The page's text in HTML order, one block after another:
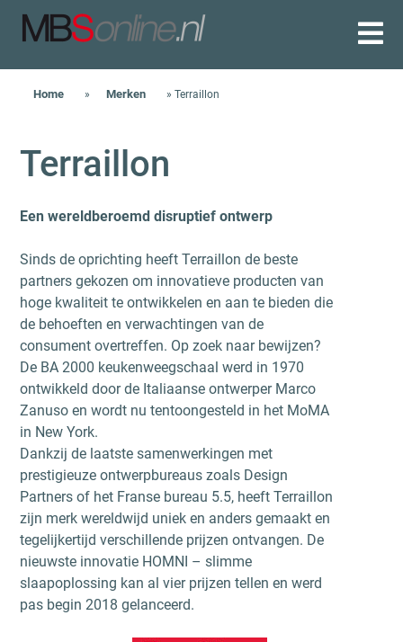
Home » Merken »Terraillon
Terraillon
Een wereldberoemd disruptief ontwerp
Sinds de oprichting heeft Terraillon de beste
partners gekozen om innovatieve producten van
hoge kwaliteit te ontwikkelen en aan te bieden die
de behoeften en verwachtingen van de
consument overtreffen. Op zoek naar bewijzen?
De BA 2000 keukenweegschaal werd in 1970
ontwikkeld door de Italiaanse ontwerper Marco
Zanuso en wordt nu tentoongesteld in het MoMA
in New York.
Dankzij de laatste samenwerkingen met
prestigieuze ontwerpbureaus zoals Design
Partners of het Franse bureau 5.5, heeft Terraillon
zijn merk wereldwijd uniek en anders gemaakt en
tegelijkertijd verschillende prijzen ontvangen. De
nieuwste innovatie HOMNI – slimme
slaapoplossing kan al vier prijzen tellen en werd
pas begin 2018 gelanceerd.